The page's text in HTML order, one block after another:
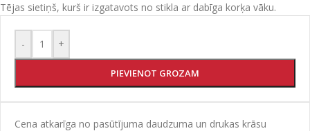
Tējas sietiņš, kurš ir izgatavots no stikla ar dabīga korķa vāku.
- +
PIEVIENOT GROZAM
Cena atkarīga no pasūtījuma daudzuma un drukas krāsu